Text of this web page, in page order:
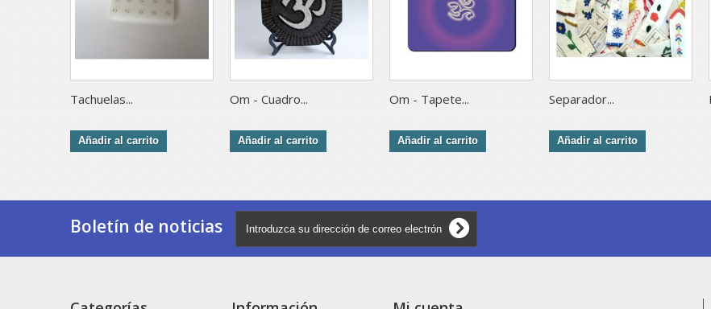
Tachuelas...
Añadir al carrito
Om - Cuadro...
Añadir al carrito
Om - Tapete...
Añadir al carrito
Separador...
Añadir al carrito
Boletín de noticias